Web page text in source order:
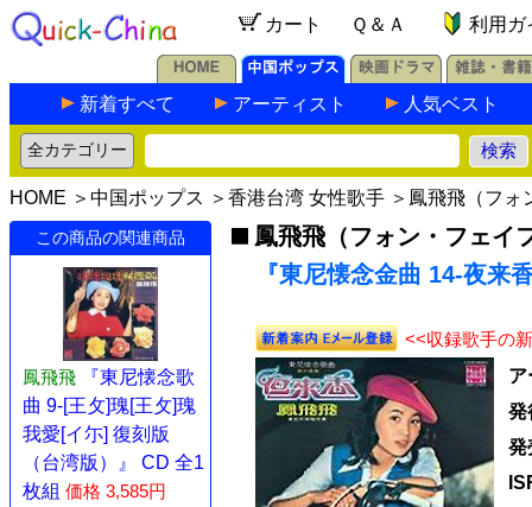
カート Ｑ＆Ａ 利用ガ
新着すべて アーティスト 人気ベスト
HOME ＞ 中国ポップス ＞ 香港台湾 女性歌手 ＞ 鳳飛飛（フォ
この商品の関連商品
鳳飛飛
『東尼懐念歌
曲 9-[王攵]瑰[王攵]瑰
我愛[イ尓] 復刻版
（台湾版）』 CD 全1
枚組 価格 3,585円
鳳飛飛（フォン・フェイ
『東尼懐念金曲 14-夜来
<<収録歌手の
ア
発
発